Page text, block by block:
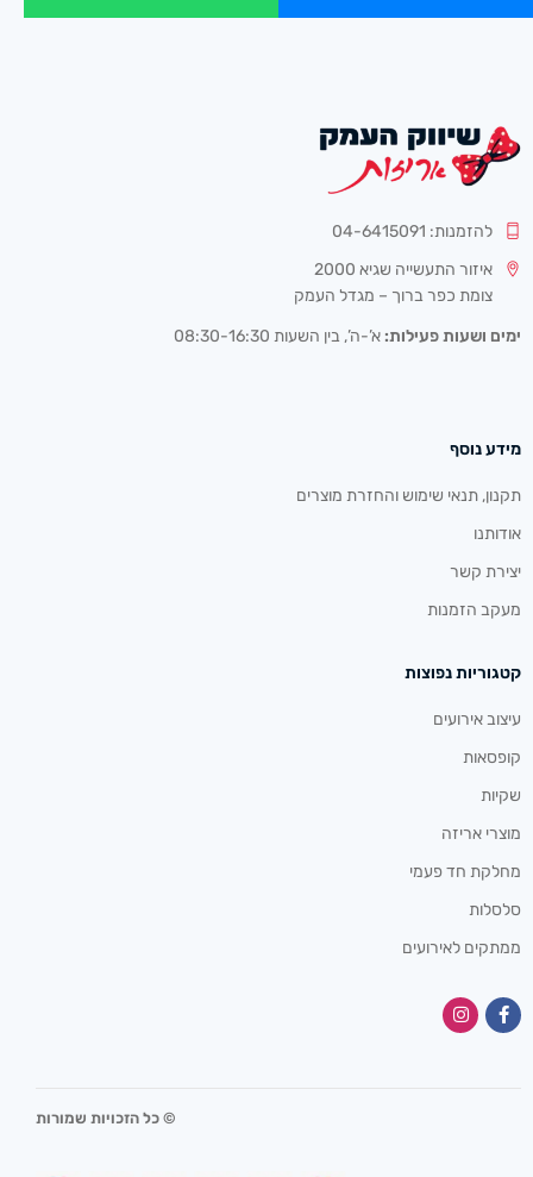
להזמנות: 04-6415091
איזור התעשייה שגיא 2000
צומת כפר ברוך – מגדל העמק
ימים ושעות פעילות: א’-ה’, בין השעות 08:30-16:30
מידע נוסף
תקנון, תנאי שימוש והחזרת מוצרים
אודותנו
יצירת קשר
מעקב הזמנות
קטגוריות נפוצות
עיצוב אירועים
קופסאות
שקיות
מוצרי אריזה
מחלקת חד פעמי
סלסלות
ממתקים לאירועים
© כל הזכויות שמורות